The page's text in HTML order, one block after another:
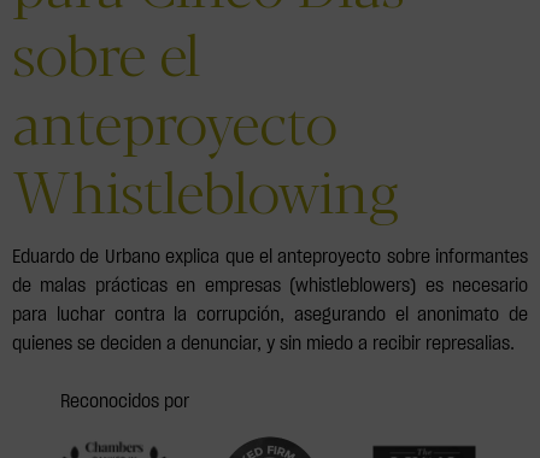
sobre el
anteproyecto
Whistleblowing
Eduardo de Urbano explica que el anteproyecto sobre informantes
de malas prácticas en empresas (whistleblowers) es necesario
para luchar contra la corrupción, asegurando el anonimato de
quienes se deciden a denunciar, y sin miedo a recibir represalias.
Reconocidos por